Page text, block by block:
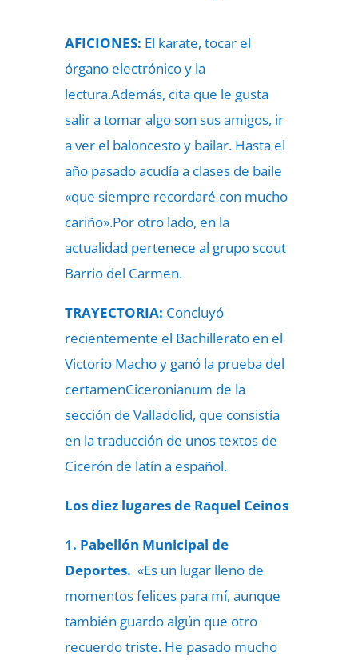
AFICIONES: El karate, tocar el
órgano electrónico y la
lectura.Además, cita que le gusta
salir a tomar algo son sus amigos, ir
a ver el baloncesto y bailar. Hasta el
año pasado acudía a clases de baile
«que siempre recordaré con mucho
cariño».Por otro lado, en la
actualidad pertenece al grupo scout
Barrio del Carmen.
TRAYECTORIA: Concluyó
recientemente el Bachillerato en el
Victorio Macho y ganó la prueba del
certamenCiceronianum de la
sección de Valladolid, que consistía
en la traducción de unos textos de
Cicerón de latín a español.
Los diez lugares de Raquel Ceinos
1. Pabellón Municipal de
Deportes. «Es un lugar lleno de
momentos felices para mí, aunque
también guardo algún que otro
recuerdo triste. He pasado mucho